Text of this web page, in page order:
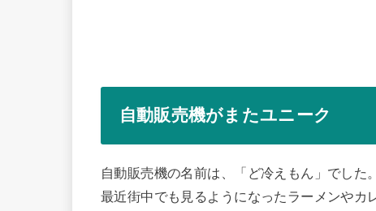
自動販売機がまたユニーク
自動販売機の名前は、「ど冷えもん」でした
最近街中でも見るようになったラーメンやカ